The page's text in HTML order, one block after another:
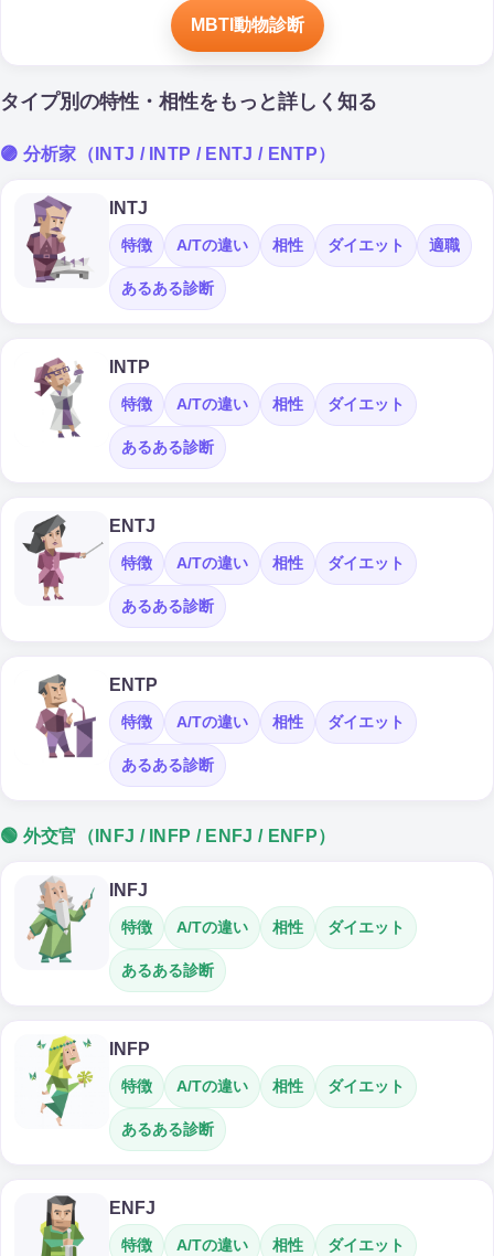
MBTI動物診断
タイプ別の特性・相性をもっと詳しく知る
🟣 分析家（INTJ / INTP / ENTJ / ENTP）
INTJ
特徴 A/Tの違い 相性 ダイエット 適職
あるある診断
INTP
特徴 A/Tの違い 相性 ダイエット
あるある診断
ENTJ
特徴 A/Tの違い 相性 ダイエット
あるある診断
ENTP
特徴 A/Tの違い 相性 ダイエット
あるある診断
🟢 外交官（INFJ / INFP / ENFJ / ENFP）
INFJ
特徴 A/Tの違い 相性 ダイエット
あるある診断
INFP
特徴 A/Tの違い 相性 ダイエット
あるある診断
ENFJ
特徴 A/Tの違い 相性 ダイエット